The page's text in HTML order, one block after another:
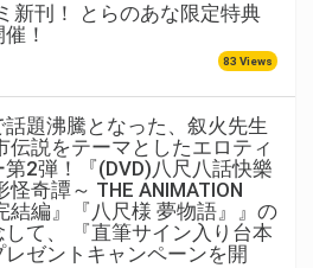
新刊！ とらのあな限定特典
！
83 Views
話題沸騰となった、叙火先生
伝説をテーマとしたエロティ
第2弾！『(DVD)八尺八話快樂
怪奇譚～ THE ANIMATION
結編』『八尺様 夢物語』』の
て、 『直筆サイン入り台本
レゼントキャンペーンを開